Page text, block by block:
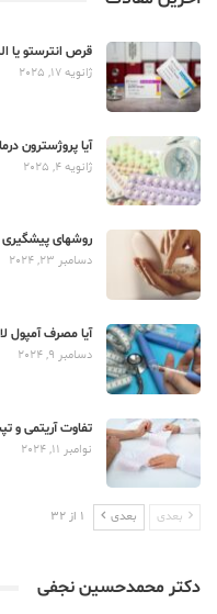
قرص انترستو یا
ژانویه 17, 2025
آیا پروژسترون
ژانویه 4, 2025
روشهای
دسامبر 23, 2024
آیا مصرف آمپول
دسامبر 9, 2024
تفاوت آریتمی و
نوامبر 11, 2024
بعدی بعدی 1 از 32
دکتر محمدحسین نجفی